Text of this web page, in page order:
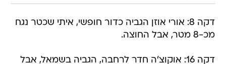
דקה 8: אורי אוזן הגביה כדור חופשי, איתי שכטר נגח
מכ-8 מטר, אבל החוצה.
דקה 16: אוקוצ'ה חדר לרחבה, הגביה בשמאל, אבל